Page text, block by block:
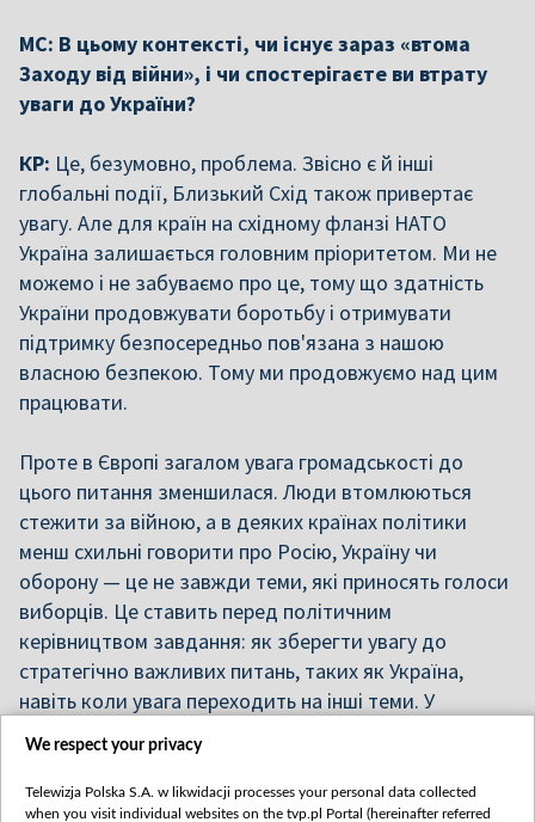
МС: В цьому контексті, чи існує зараз «втома
Заходу від війни», і чи спостерігаєте ви втрату
уваги до України?
КР: Це, безумовно, проблема. Звісно є й інші
глобальні події, Близький Схід також привертає
увагу. Але для країн на східному фланзі НАТО
Україна залишається головним пріоритетом. Ми не
можемо і не забуваємо про це, тому що здатність
України продовжувати боротьбу і отримувати
підтримку безпосередньо пов'язана з нашою
власною безпекою. Тому ми продовжуємо над цим
працювати.
Проте в Європі загалом увага громадськості до
цього питання зменшилася. Люди втомлюються
стежити за війною, а в деяких країнах політики
менш схильні говорити про Росію, Україну чи
оборону — це не завжди теми, які приносять голоси
виборців. Це ставить перед політичним
керівництвом завдання: як зберегти увагу до
стратегічно важливих питань, таких як Україна,
навіть коли увага переходить на інші теми. У
нинішніх реаліях ми просто не можемо дозволити
собі відвернутись від того, що визначає безпеку
Європи.
We respect your privacy
Telewizja Polska S.A. w likwidacji processes your personal data collected
when you visit individual websites on the tvp.pl Portal (hereinafter referred